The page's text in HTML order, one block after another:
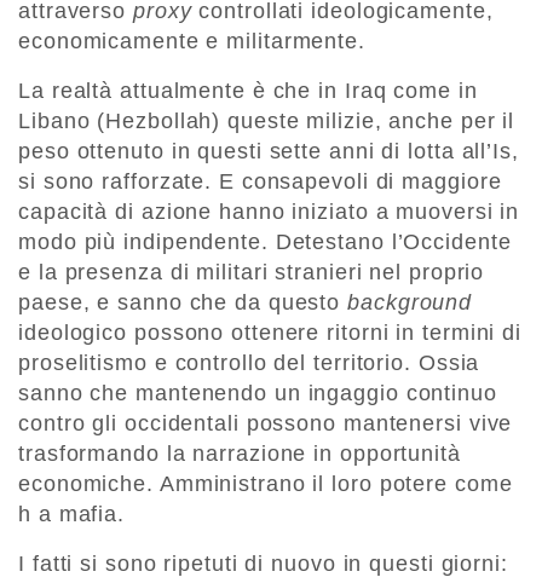
attraverso proxycontrollati ideologicamente,
economicamente e militarmente.
La realtà attualmente è che in Iraq come in
Libano (Hezbollah) queste milizie, anche per il
peso ottenuto in questi sette anni di lotta all’Is,
si sono rafforzate. E consapevoli di maggiore
capacità di azione hanno iniziato a muoversi in
modo più indipendente. Detestano l’Occidente
e la presenza di militari stranieri nel proprio
paese, e sanno che da questobackground
ideologico possono ottenere ritorni in termini di
proselitismo e controllo del territorio. Ossia
sanno che mantenendo un ingaggio continuo
contro gli occidentali possono mantenersi vive
trasformando la narrazione in opportunità
economiche. Amministrano il loro potere come
h a mafia.
I fatti si sono ripetuti di nuovo in questi giorni: